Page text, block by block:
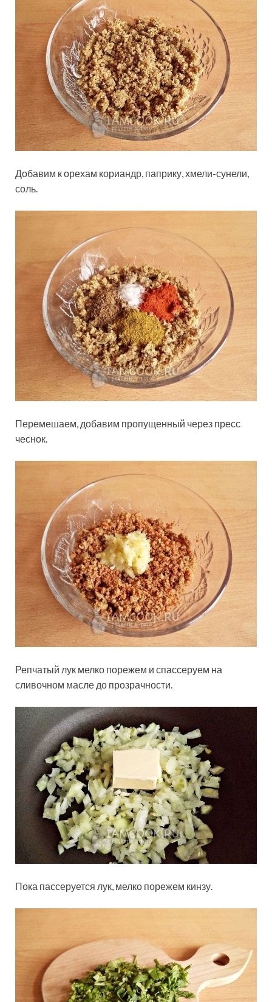
Добавим к орехам кориандр, паприку, хмели-сунели,
соль.
Перемешаем, добавим пропущенный через пресс
чеснок.
Репчатый лук мелко порежем и спассеруем на
сливочном масле до прозрачности.
Пока пассеруется лук, мелко порежем кинзу.